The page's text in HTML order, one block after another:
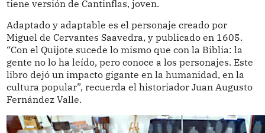
tiene versión de Cantinflas, joven.
Adaptado y adaptable es el personaje creado por
Miguel de Cervantes Saavedra, y publicado en 1605.
“Con el Quijote sucede lo mismo que con la Biblia: la
gente no lo ha leído, pero conoce a los personajes. Este
libro dejó un impacto gigante en la humanidad, en la
cultura popular”, recuerda el historiador Juan Augusto
Fernández Valle.